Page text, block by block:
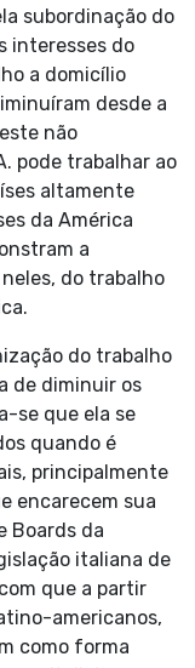
subordinação do
interesses do
a domicílio
desde a
não
pode trabalhar ao
altamente
da América
a
do trabalho
do trabalho
de diminuir os
se que ela se
quando é
principalmente
encarecem sua
Boards da
italiana de
que a partir
americanos,
como forma